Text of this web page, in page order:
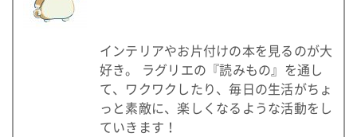
インテリアやお片付けの本を見るのが大
好き。 ラグリエの『読みもの』を通し
て、ワクワクしたり、毎日の生活がちょ
っと素敵に、楽しくなるような活動をし
ていきます！